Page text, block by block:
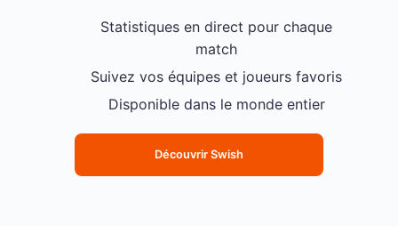
Statistiques en direct pour chaque
match
Suivez vos équipes et joueurs favoris
Disponible dans le monde entier
Découvrir Swish